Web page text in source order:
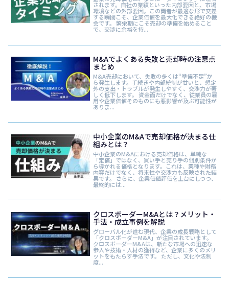
されます。自社の業績といった内部要因と、市場
環境などの外部要因。この両者が最適な形で交差
する瞬間こそ、企業価値を最大化できる絶好の機
会です。 繁栄期にこそ売却の準備を始めること
で、交渉に余裕を持...
M&Aでよくある失敗と売却時の注意点
まとめ
M&A売却において、失敗の多くは“準備不足”か
ら発生します。手続きや内部統制が甘いと、想定
外の支出・トラブルが発生しやすく、交渉力が著
しく低下します。 資金面だけでなく、従業員の雇
用や企業価値そのものにも悪影響が及ぶ可能性が
ありま...
中小企業のM&Aで売却価格が決まる仕
組みとは？
中小企業のM&Aにおける売却価格は、単純な
「定価」ではなく、買い手と売り手の個別条件か
ら導かれる価格となります。これは、業種や財務
内容だけでなく、将来性や交渉力も反映された結
果です。 さらに、企業価値評価を土台にしつつ、
最終的には...
クロスボーダーM&Aとは？メリット・
手法・成立事例を解説
グローバル化が進む現代、企業の成長戦略として
「クロスボーダーM&A」が注目されています。
クロスボーダーM&Aは、新たな市場への迅速な
参入や技術・人材の獲得など、企業に多くのメリ
ットをもたらす手法です。 ただし、文化や法制
度...